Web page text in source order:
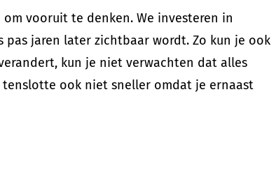
vooruit te denken. We investeren in
jaren later zichtbaar wordt. Zo kun je ook
kun je niet verwachten dat alles
ook niet sneller omdat je ernaast